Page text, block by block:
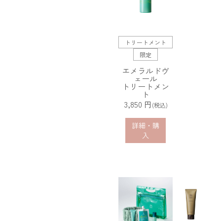
トリートメント
限定
エメラルドヴ
ェール
トリートメン
ト
3,850 円 (税込)
詳細・購
入